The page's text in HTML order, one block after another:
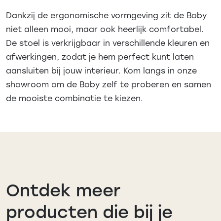
Dankzij de ergonomische vormgeving zit de Boby
niet alleen mooi, maar ook heerlijk comfortabel.
De stoel is verkrijgbaar in verschillende kleuren en
afwerkingen, zodat je hem perfect kunt laten
aansluiten bij jouw interieur. Kom langs in onze
showroom om de Boby zelf te proberen en samen
de mooiste combinatie te kiezen.
Ontdek meer
producten die bij je